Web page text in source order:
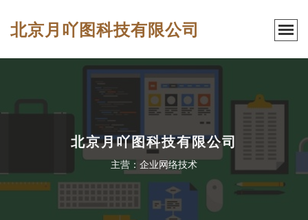
北京月吖图科技有限公司
北京月吖图科技有限公司
主营：企业网络技术